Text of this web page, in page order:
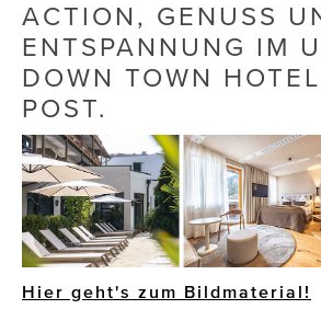
CUBE
Dominic Marcus Singer
Dominique Scharax – Move
Dr. Albert Fuchs
Élan Flow
Foodsavers
ACTION, GENUSS
ENTSPANNUNG IM
DOWN TOWN
POST.
Hier geht's zum Bildmaterial!